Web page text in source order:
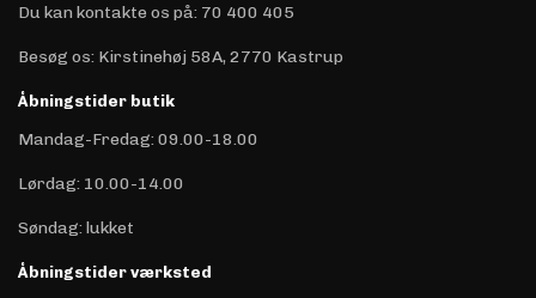
Du kan kontakte os på: 70 400 405
Besøg os: Kirstinehøj 58A, 2770 Kastrup
Åbningstider butik
Mandag-Fredag: 09.00-18.00
Lørdag: 10.00-14.00
Søndag: lukket
Åbningstider værksted